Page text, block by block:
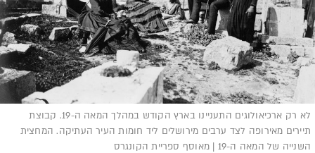
לא רק ארכיאולוגים התעניינו בארץ הקודש במהלך המאה ה-19. קבוצת
תיירים מאירופה לצד ערבים מירושלים ליד חומות העיר העתיקה. המחצית
השנייה של המאה ה-19 | מאוסף ספריית הקונגרס